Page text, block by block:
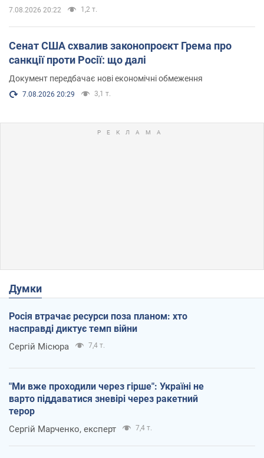
7.08.2026 20:22 1,2 т.
Сенат США схвалив законопроєкт Грема про
санкції проти Росії: що далі
Документ передбачає нові економічні обмеження
7.08.2026 20:29 3,1 т.
Думки
Росія втрачає ресурси поза планом: хто
насправді диктує темп війни
Сергій Місюра 7,4 т.
"Ми вже проходили через гірше": Україні не
варто піддаватися зневірі через ракетний
терор
Сергій Марченко, експерт 7,4 т.